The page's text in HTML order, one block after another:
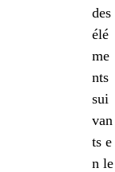
des
élé
me
nts
sui
van
ts e
n le